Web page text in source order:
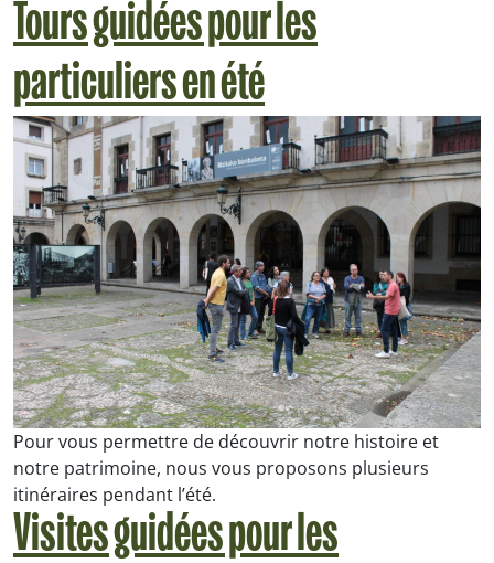
Tours guidées pour les
particuliers en été
Pour vous permettre de découvrir notre histoire et
notre patrimoine, nous vous proposons plusieurs
itinéraires pendant l’été.
Visites guidées pour les